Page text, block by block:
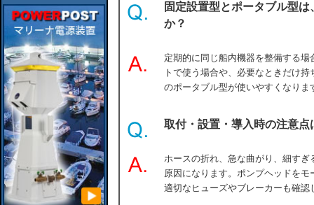
固定設置型とポータブル型
か？
定期的に同じ船内機器を整備する
トで使う場合や、必要なときだけ
のポータブル型が使いやすくなりま
取付・設置・導入時の注意点
ホースの折れ、急な曲がり、細す
原因になります。ポンプヘッドを
適切なヒューズやブレーカーも確認